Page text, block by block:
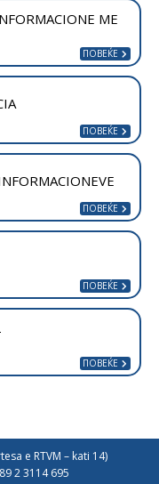
ME
e RTVM – kati 14)
2 3114 695